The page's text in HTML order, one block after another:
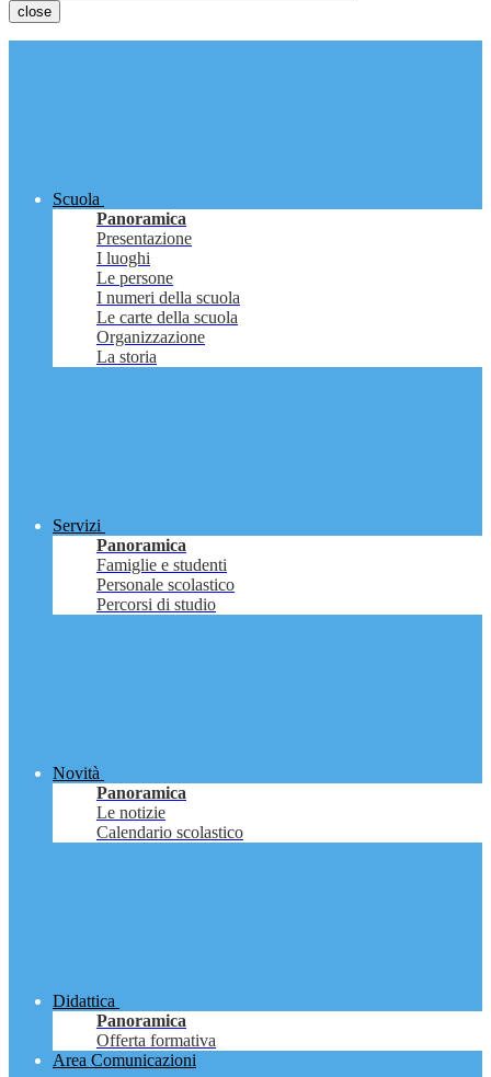
close
Scuola
Panoramica
Presentazione
I luoghi
Le persone
I numeri della scuola
Le carte della scuola
Organizzazione
La storia
Servizi
Panoramica
Famiglie e studenti
Personale scolastico
Percorsi di studio
Novità
Panoramica
Le notizie
Calendario scolastico
Didattica
Panoramica
Offerta formativa
Area Comunicazioni